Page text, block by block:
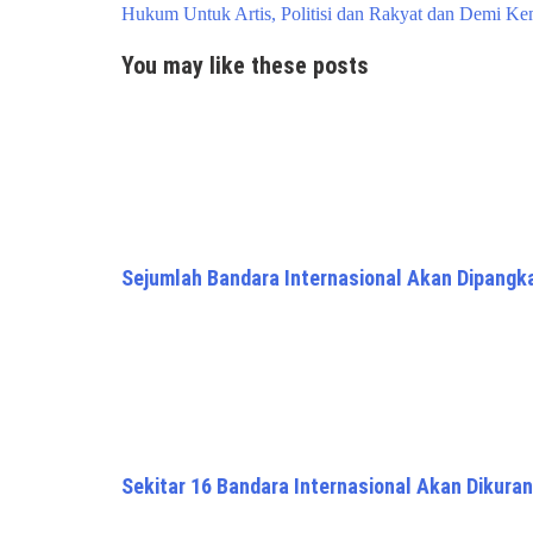
navigation
Hukum Untuk Artis, Politisi dan Rakyat dan Demi
You may like these posts
Sejumlah Bandara Internasional Akan
Sekitar 16 Bandara Internasional Akan